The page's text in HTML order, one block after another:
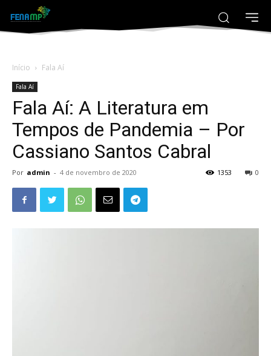
Início Fala Aí
Fala Aí
Fala Aí: A Literatura em
Tempos de Pandemia – Por
Cassiano Santos Cabral
Por admin - 4 de novembro de 2020 0
1353